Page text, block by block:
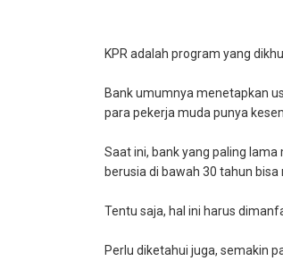
KPR adalah program yang
Bank umumnya menetapkan
para pekerja muda punya
Saat ini, bank yang paling
berusia di bawah 30 tahun
Tentu saja, hal ini harus
Perlu diketahui juga, semakin